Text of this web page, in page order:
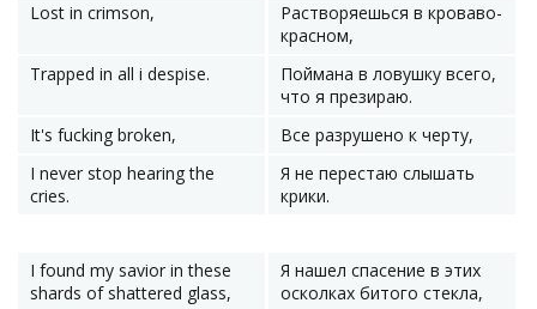
Lost in crimson,
Растворяешься в кроваво-
красном,
Trapped in all i despise.
Поймана в ловушку всего,
что я презираю.
It's fucking broken,
Все разрушено к черту,
I never stop hearing the
cries.
Я не перестаю слышать
крики.
I found my savior in these
shards of shattered glass,
Я нашел спасение в этих
осколках битого стекла,